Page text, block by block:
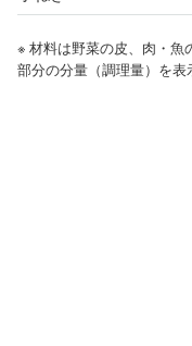
※ 材料は野菜の皮、肉・魚
部分の分量（調理量）を表